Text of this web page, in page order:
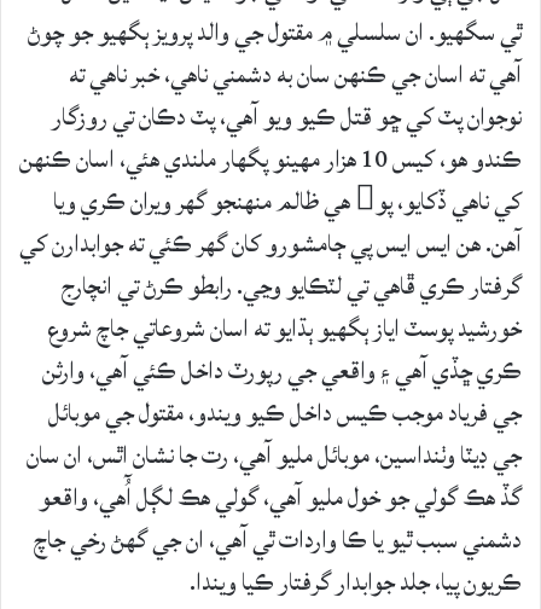
ٿي سگهيو. ان سلسلي ۾ مقتول جي والد پرويز ٻگهيو جو چوڻ
آهي ته اسان جي ڪنهن سان به دشمني ناهي، خبر ناهي ته
نوجوان پٽ کي ڇو قتل ڪيو ويو آهي، پٽ دڪان تي روزگار
ڪندو هو، کيس 10 هزار مهينو پگهار ملندي هئي، اسان ڪنهن
کي ناهي ڏکايو، پو هي ظالم منهنجو گهر ويران ڪري ويا
آھن. هن ايس ايس پي ڄامشورو کان گهر ڪئي ته جوابدارن کي
گرفتار ڪري ڦاهي تي لٽڪايو وڃي. رابطو ڪرڻ تي انچارج
خورشيد پوسٽ اياز ٻگهيو ٻڌايو ته اسان شروعاتي جاچ شروع
ڪري ڇڏي آھي ۽ واقعي جي رپورٽ داخل ڪئي آھي، وارثن
جي فرياد موجب ڪيس داخل ڪيو ويندو، مقتول جي موبائل
جي ڊيٽا وٺنداسين، موبائل مليو آھي، رت جا نشان اٿس، ان سان
گڏ هڪ گولي جو خول مليو آھي، گولي هڪ لڳل آُهي، واقعو
دشمني سبب ٿيو يا ڪا واردات ٿي آھي، ان جي گهڻ رخي جاچ
ڪريون پيا، جلد جوابدار گرفتار ڪيا ويندا.